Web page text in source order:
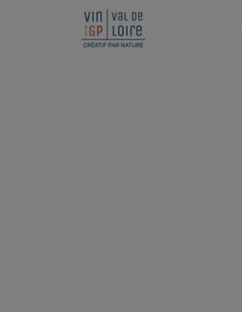
Panneau de gestion des cookies